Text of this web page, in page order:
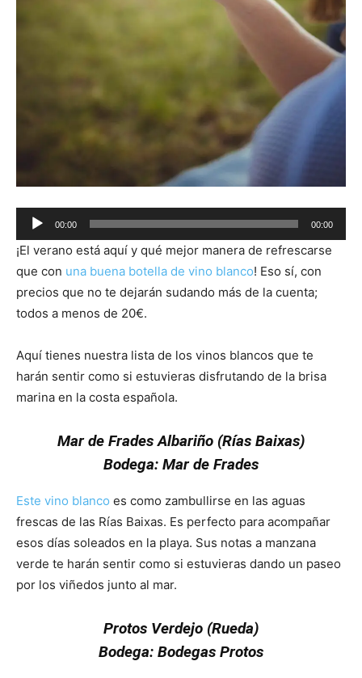
Audio
Player
00:00 00:00
¡El verano está aquí y qué mejor manera de refrescarse
que con una buena botella de vino blanco! Eso sí, con
precios que no te dejarán sudando más de la cuenta;
todos a menos de 20€.
Aquí tienes nuestra lista de los vinos blancos que te
harán sentir como si estuvieras disfrutando de la brisa
marina en la costa española.
Mar de Frades Albariño (Rías Baixas)
Bodega: Mar de Frades
Este vino blanco es como zambullirse en las aguas
frescas de las Rías Baixas. Es perfecto para acompañar
esos días soleados en la playa. Sus notas a manzana
verde te harán sentir como si estuvieras dando un paseo
por los viñedos junto al mar.
Protos Verdejo (Rueda)
Bodega: Bodegas Protos